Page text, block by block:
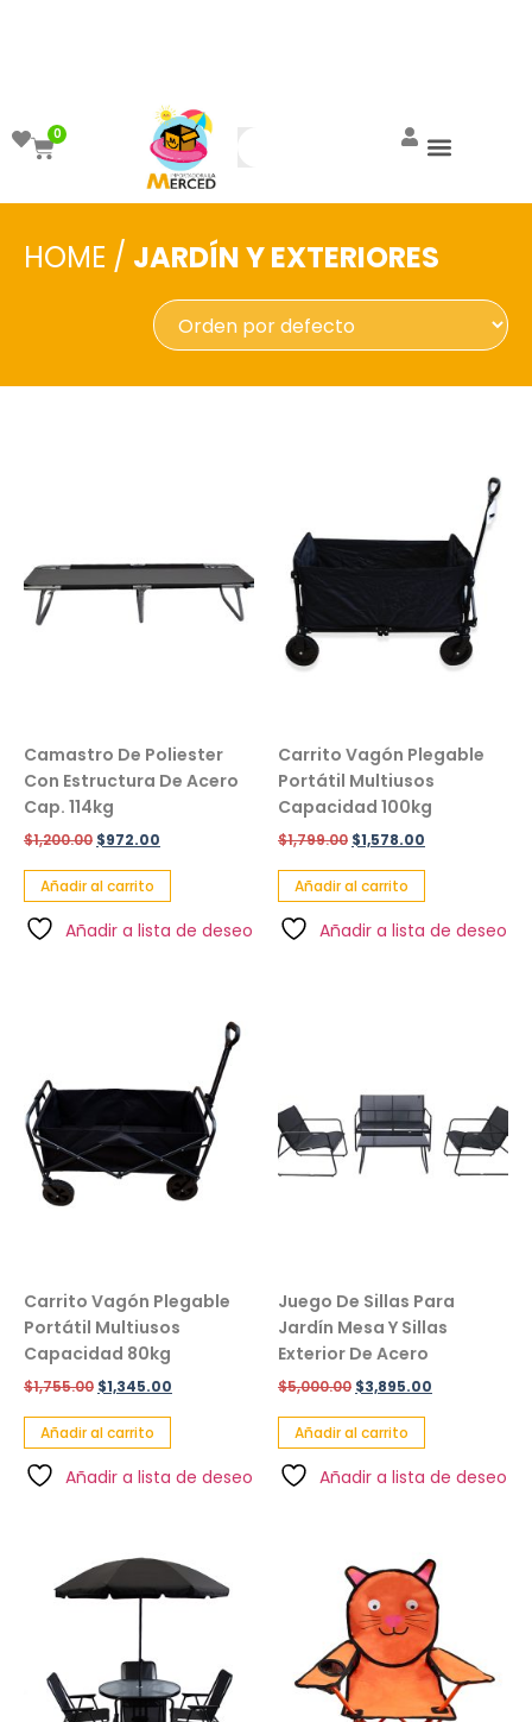
0
HOME / JARDÍN Y EXTERIORES
Camastro De Poliester
Con Estructura De Acero
Cap. 114kg
$1,200.00 $972.00
Añadir al carrito
Añadir a lista de deseo
Carrito Vagón Plegable
Portátil Multiusos
Capacidad 100kg
$1,799.00 $1,578.00
Añadir al carrito
Añadir a lista de deseo
Carrito Vagón Plegable
Portátil Multiusos
Capacidad 80kg
$1,755.00 $1,345.00
Añadir al carrito
Añadir a lista de deseo
Juego De Sillas Para
Jardín Mesa Y Sillas
Exterior De Acero
$5,000.00 $3,895.00
Añadir al carrito
Añadir a lista de deseo